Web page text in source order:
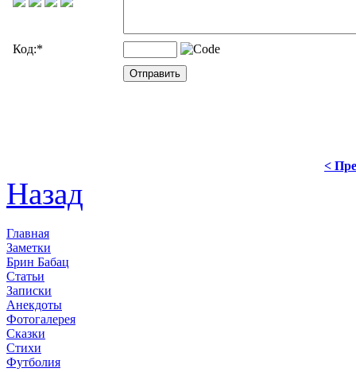
Код:*
<
Назад
Главная
Заметки
Брин Бабац
Статьи
Записки
Анекдоты
Фотогалерея
Сказки
Стихи
Футболия